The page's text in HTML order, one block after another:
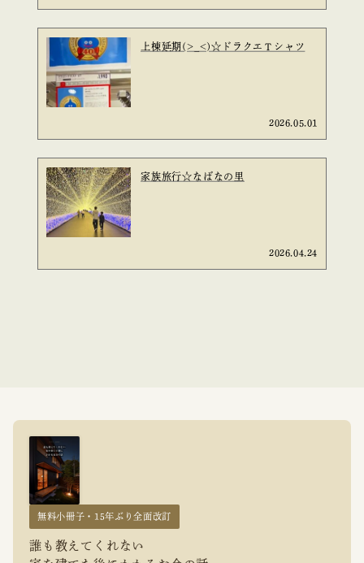
上棟延期(>_<)☆ドラクエＴシャツ
2026.05.01
家族旅行☆なばなの里
2026.04.24
無料小冊子・15年ぶり全面改訂
誰も教えてくれない